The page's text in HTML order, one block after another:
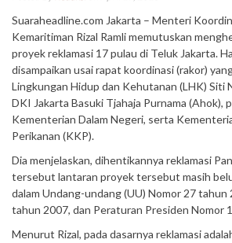
Suaraheadline.com Jakarta – Menteri
Kemaritiman Rizal Ramli memutuskan
proyek reklamasi 17 pulau di Teluk Jakarta.
disampaikan usai rapat koordinasi (rakor)
Lingkungan Hidup dan Kehutanan (LHK) Siti
DKI Jakarta Basuki Tjahaja Purnama (Ahok),
Kementerian Dalam Negeri, serta
Perikanan (KKP).
Dia menjelaskan, dihentikannya reklamasi
tersebut lantaran proyek tersebut masih
dalam Undang-undang (UU) Nomor 27 tahun
tahun 2007, dan Peraturan Presiden Nomor
Menurut Rizal, pada dasarnya reklamasi